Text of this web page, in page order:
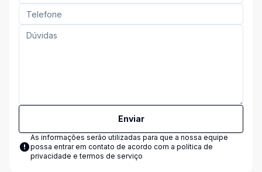
Enviar
As informações serão utilizadas para que a nossa equipe
possa entrar em contato de acordo com a política de
privacidade e termos de serviço